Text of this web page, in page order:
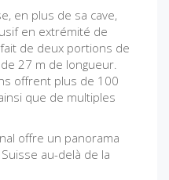
en plus de sa cave,
en extrémité de
de deux portions de
de 27 m de longueur.
offrent plus de 100
que de multiples
offre un panorama
au-delà de la